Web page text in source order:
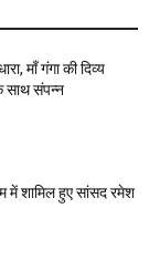
माँ गंगा की दिव्य
साथ संपन्न
में शामिल हुए सांसद रमेश